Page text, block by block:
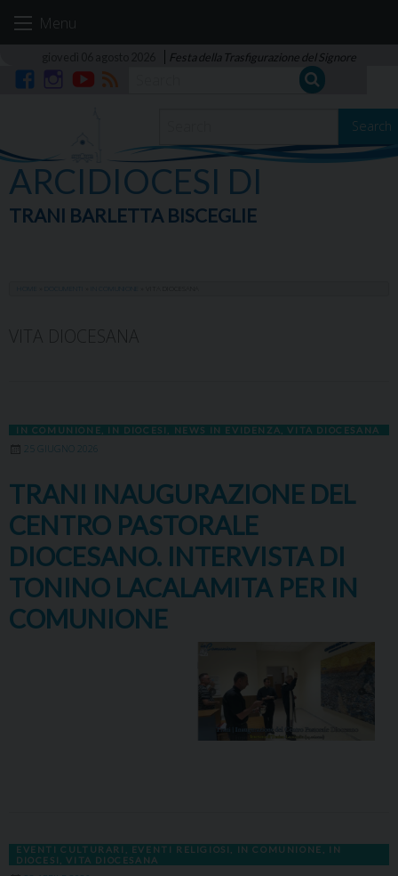
Menu
Festa della Trasfigurazione del Signore
Search
ARCIDIOCESI DI
TRANI BARLETTA BISCEGLIE
IN COMUNIONE IN DIOCESI NEWS IN EVIDENZA ,VITA DIOCESANA
25 GIUGNO 2026
TRANI INAUGURAZIONE DEL
CENTRO PASTORALE
DIOCESANO. INTERVISTA DI
TONINO LACALAMITA PER IN
COMUNIONE
EVENTI CULTURARI EVENTI RELIGIOSI IN COMUNIONE
IN
DIOCESI
,VITA DIOCESANA